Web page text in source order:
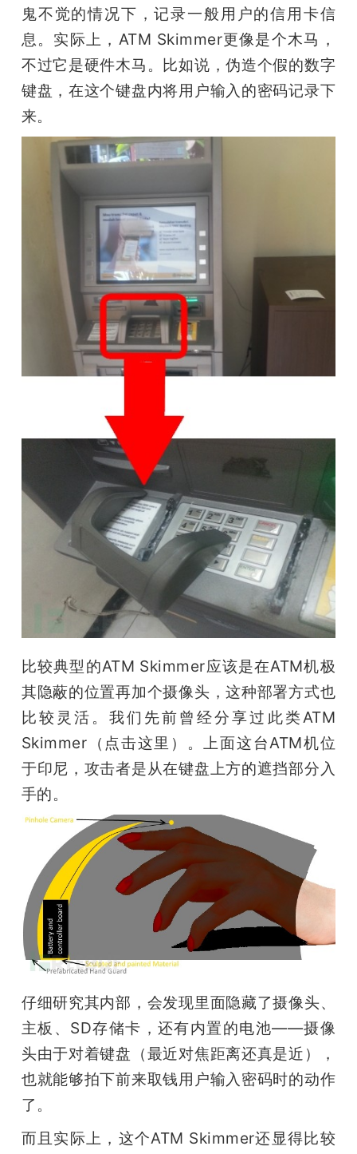
鬼不觉的情况下，记录一般用户的信用卡信
息。实际上，ATM Skimmer更像是个木马，
不过它是硬件木马。比如说，伪造个假的数字
键盘，在这个键盘内将用户输入的密码记录下
来。
比较典型的ATM Skimmer应该是在ATM机极
其隐蔽的位置再加个摄像头，这种部署方式也
比较灵活。我们先前曾经分享过此类ATM
Skimmer（点击这里）。上面这台ATM机位
于印尼，攻击者是从在键盘上方的遮挡部分入
手的。
仔细研究其内部，会发现里面隐藏了摄像头、
主板、SD存储卡，还有内置的电池——摄像
头由于对着键盘（最近对焦距离还真是近），
也就能够拍下前来取钱用户输入密码时的动作
了。
而且实际上，这个ATM Skimmer还显得比较